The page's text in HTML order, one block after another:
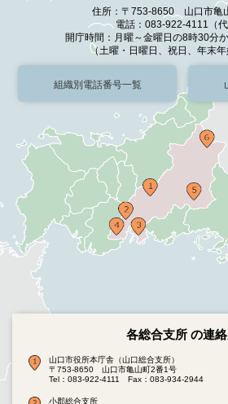
住所：〒753-8650 山口市亀
電話：083-922-4111（代
開庁時間：月曜～金曜日の8時30分
（土曜・日曜日、祝日、年末
組織別電話番号一覧
各総合支所 の連
山口市役所本庁舎（山口総合支所）
〒753-8650 山口市亀山町2番1号
Tel：083-922-4111
Fax：083-934-2944
小郡総合支所